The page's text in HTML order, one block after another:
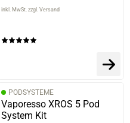
next
inkl. MwSt. zzgl. Versand
PODSYSTEME
Vaporesso XROS 5 Pod
System Kit